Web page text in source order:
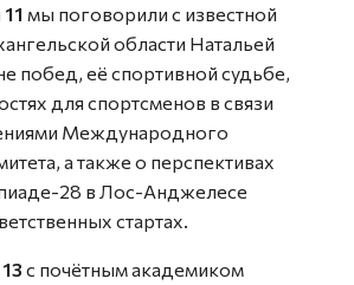
мы поговорили с известной
области Натальей
побед, её спортивной судьбе,
для спортсменов в связи
Международного
а также о перспективах
28 в Лос-Анджелесе
стартах.
с почётным академиком